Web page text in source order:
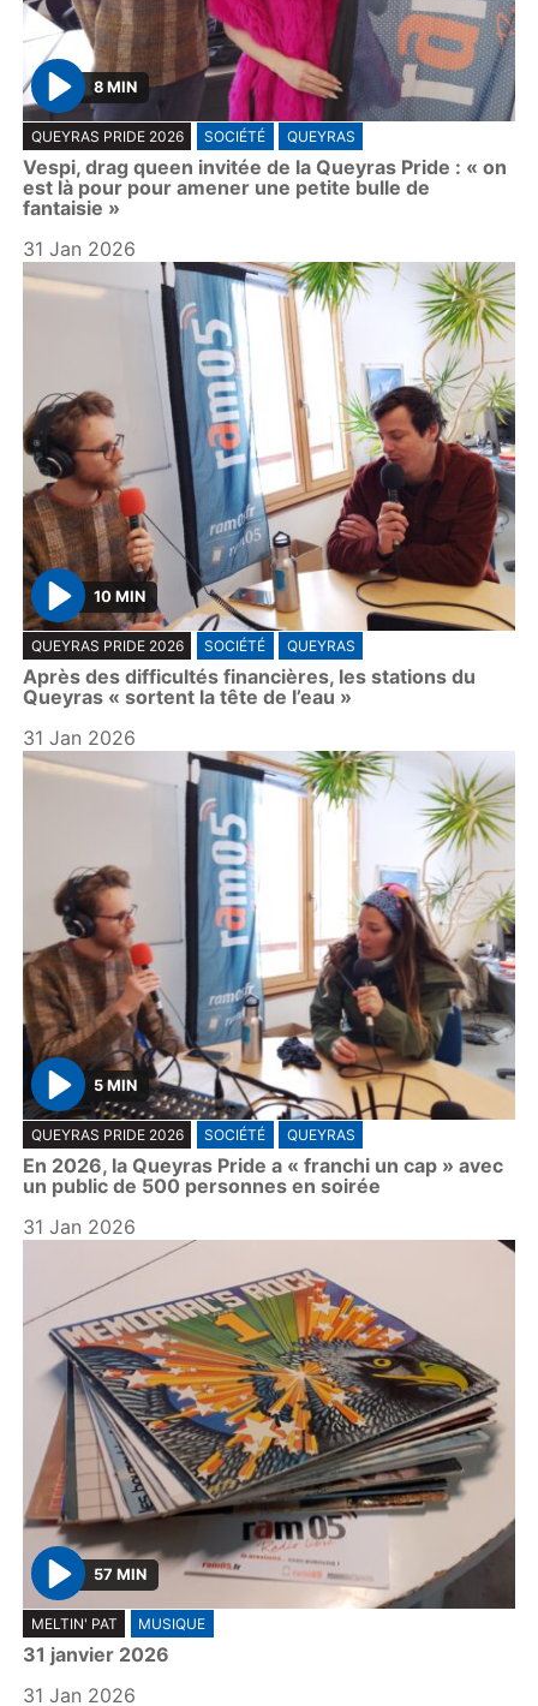
P
l
a
y
8 MIN
QUEYRAS PRIDE 2026 SOCIÉTÉ QUEYRAS
Vespi, drag queen invitée de la Queyras Pride : « on
est là pour pour amener une petite bulle de
fantaisie »
31 Jan 2026
P
l
a
y
10 MIN
QUEYRAS PRIDE 2026 SOCIÉTÉ QUEYRAS
Après des difficultés financières, les stations du
Queyras « sortent la tête de l’eau »
31 Jan 2026
P
l
a
y
5 MIN
QUEYRAS PRIDE 2026 SOCIÉTÉ QUEYRAS
En 2026, la Queyras Pride a « franchi un cap » avec
un public de 500 personnes en soirée
31 Jan 2026
P
l
a
y
57 MIN
MELTIN' PAT MUSIQUE
31 janvier 2026
31 Jan 2026